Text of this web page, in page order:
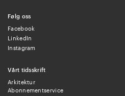
Følg oss
Facebook
LinkedIn
Instagram
Vårt tidsskrift
Arkitektur
Abonnementservice